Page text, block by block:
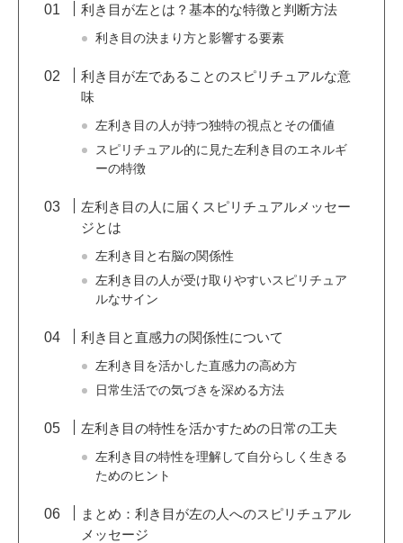
利き目が左とは？基本的な特徴と判断方法
利き目の決まり方と影響する要素
利き目が左であることのスピリチュアルな意
味
左利き目の人が持つ独特の視点とその価値
スピリチュアル的に見た左利き目のエネルギ
ーの特徴
左利き目の人に届くスピリチュアルメッセー
ジとは
左利き目と右脳の関係性
左利き目の人が受け取りやすいスピリチュア
ルなサイン
利き目と直感力の関係性について
左利き目を活かした直感力の高め方
日常生活での気づきを深める方法
左利き目の特性を活かすための日常の工夫
左利き目の特性を理解して自分らしく生きる
ためのヒント
まとめ：利き目が左の人へのスピリチュアル
メッセージ